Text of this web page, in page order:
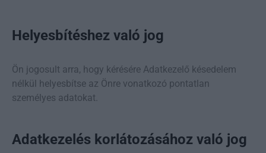
Helyesbítéshez való jog
Ön jogosult arra, hogy kérésére Adatkezelő késedelem
nélkül helyesbítse az Önre vonatkozó pontatlan
személyes adatokat.
Adatkezelés korlátozásához való jog